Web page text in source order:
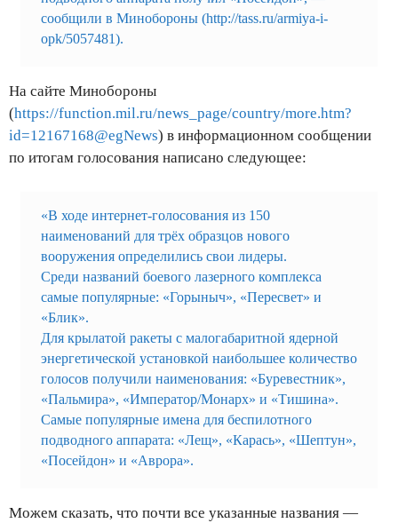
сообщили в Минобороны (http://tass.ru/armiya-i-
opk/5057481).
На сайте Минобороны
(https://function.mil.ru/news_page/country/more.htm?
id=12167168@egNews) в информационном сообщении
по итогам голосования написано следующее:
«В ходе интернет-голосования из 150
наименований для трёх образцов нового
вооружения определились свои лидеры.
Среди названий боевого лазерного комплекса
самые популярные: «Горыныч», «Пересвет» и
«Блик».
Для крылатой ракеты с малогабаритной ядерной
энергетической установкой наибольшее количество
голосов получили наименования: «Буревестник»,
«Пальмира», «Император/Монарх» и «Тишина».
Самые популярные имена для беспилотного
подводного аппарата: «Лещ», «Карась», «Шептун»,
«Посейдон» и «Аврора».
Можем сказать, что почти все указанные названия —